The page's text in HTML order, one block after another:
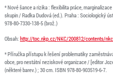
* Nové šance a rizika : flexibilita práce,
skupin / Radka Dudová (ed.). Praha : Sociologický
978-80-7330-138-5 (brož.)
Obsah: http://toc.nkp.cz/NKC/200812/contents/
* Příručka přístupu k řešení problematiky
obce, pro nestátní neziskové organizace / [editor
(některé barev.) ; 30 cm. ISBN 978-80-903519-6-7.